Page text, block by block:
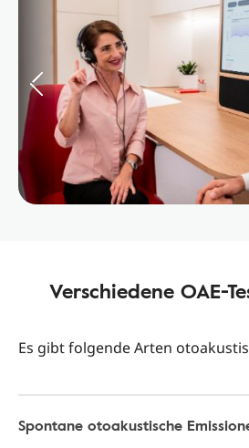
Verschiedene OAE-
Es gibt folgende Arten
Spontane otoakustische